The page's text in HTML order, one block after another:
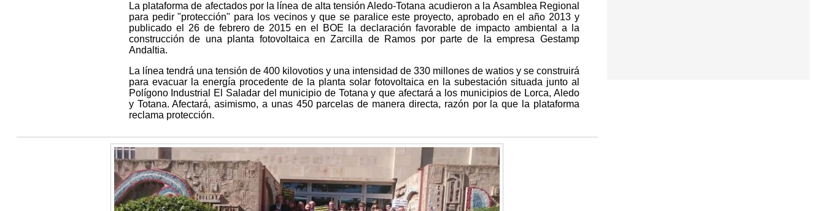
La plataforma de afectados por la línea de alta tensión Aledo-Totana acudieron a la Asamblea Regional
para pedir "protección" para los vecinos y que se paralice este proyecto, aprobado en el año 2013 y
publicado el 26 de febrero de 2015 en el BOE la declaración favorable de impacto ambiental a la
construcción de una planta fotovoltaica en Zarcilla de Ramos por parte de la empresa Gestamp
Andaltia.
La línea tendrá una tensión de 400 kilovotios y una intensidad de 330 millones de watios y se construirá
para evacuar la energía procedente de la planta solar fotovoltaica en la subestación situada junto al
Polígono Industrial El Saladar del municipio de Totana y que afectará a los municipios de Lorca, Aledo
y Totana. Afectará, asimismo, a unas 450 parcelas de manera directa, razón por la que la plataforma
reclama protección.